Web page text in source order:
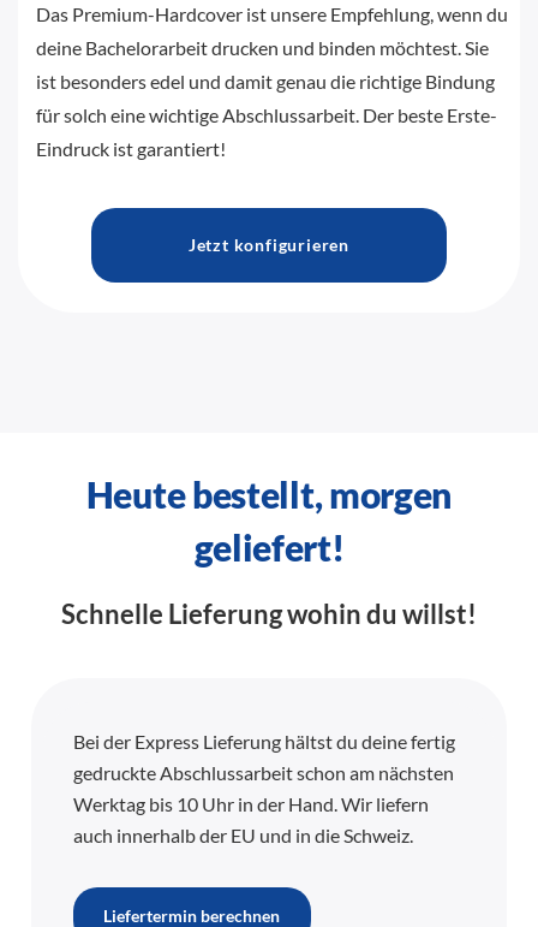
Das Premium-Hardcover ist unsere Empfehlung, wenn du
deine Bachelorarbeit drucken und binden möchtest. Sie
ist besonders edel und damit genau die richtige Bindung
für solch eine wichtige Abschlussarbeit. Der beste Erste-
Eindruck ist garantiert!
Jetzt konfigurieren
Heute bestellt, morgen
geliefert!
Schnelle Lieferung wohin du willst!
Bei der Express Lieferung hältst du deine fertig
gedruckte Abschlussarbeit schon am nächsten
Werktag bis 10 Uhr in der Hand. Wir liefern
auch innerhalb der EU und in die Schweiz.
Liefertermin berechnen